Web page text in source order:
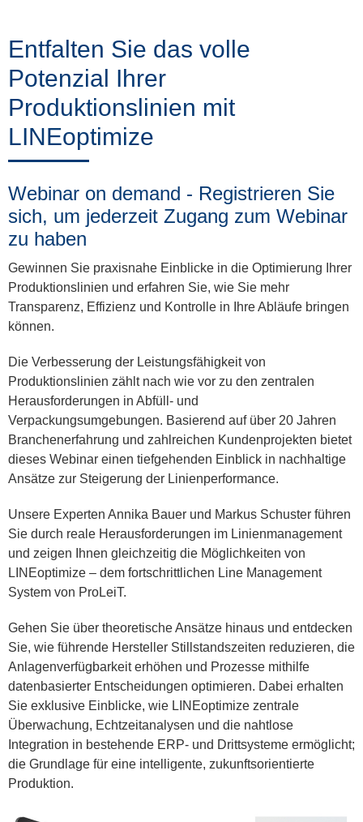
News
&
Events
Partner
Über
ProLeiT
Entfalten Sie das volle
Potenzial Ihrer
Produktionslinien mit
LINEoptimize
Webinar on demand - Registrieren Sie
sich, um jederzeit Zugang zum Webinar
zu haben
Gewinnen Sie praxisnahe Einblicke in die Optimierung Ihrer
Produktionslinien und erfahren Sie, wie Sie mehr
Transparenz, Effizienz und Kontrolle in Ihre Abläufe bringen
können.
Die Verbesserung der Leistungsfähigkeit von
Produktionslinien zählt nach wie vor zu den zentralen
Herausforderungen in Abfüll- und
Verpackungsumgebungen. Basierend auf über 20 Jahren
Branchenerfahrung und zahlreichen Kundenprojekten bietet
dieses Webinar einen tiefgehenden Einblick in nachhaltige
Ansätze zur Steigerung der Linienperformance.
Unsere Experten Annika Bauer und Markus Schuster führen
Sie durch reale Herausforderungen im Linienmanagement
und zeigen Ihnen gleichzeitig die Möglichkeiten von
LINEoptimize – dem fortschrittlichen Line Management
System von ProLeiT.
Gehen Sie über theoretische Ansätze hinaus und entdecken
Sie, wie führende Hersteller Stillstandszeiten reduzieren, die
Anlagenverfügbarkeit erhöhen und Prozesse mithilfe
datenbasierter Entscheidungen optimieren. Dabei erhalten
Sie exklusive Einblicke, wie LINEoptimize zentrale
Überwachung, Echtzeitanalysen und die nahtlose
Integration in bestehende ERP- und Drittsysteme ermöglicht;
die Grundlage für eine intelligente, zukunftsorientierte
Produktion.